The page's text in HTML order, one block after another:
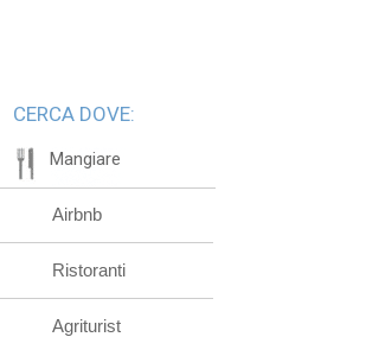
CERCA DOVE:
Mangiare
Airbnb
Ristoranti
Agriturist